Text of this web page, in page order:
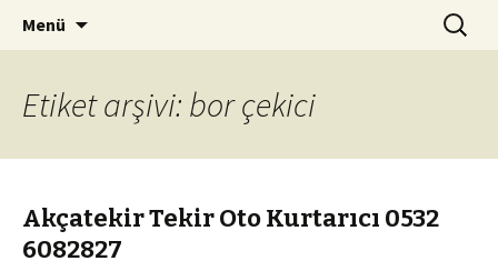
Akçatekir Tekir Oto
Kurtarma 0532 6082827
Kurtarıcı çekici oto yol yardım
Menü Arama:
Etiket arşivi: bor çekici
Akçatekir Tekir Oto Kurtarıcı 0532
6082827